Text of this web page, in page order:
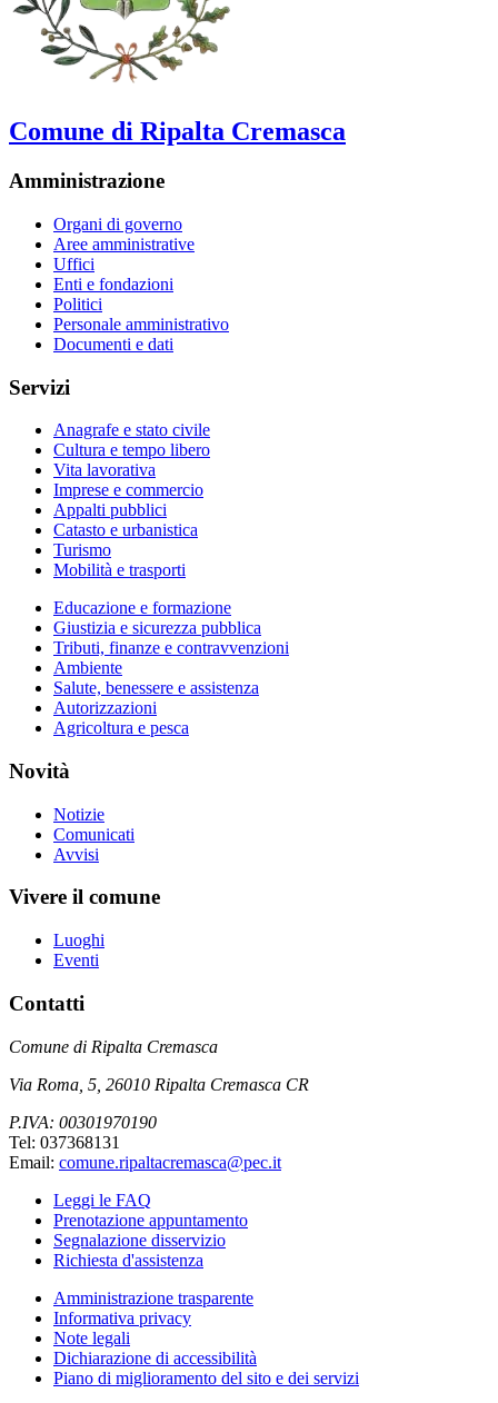
Comune di Ripalta Cremasca
Amministrazione
Organi di governo
Aree amministrative
Uffici
Enti e fondazioni
Politici
Personale amministrativo
Documenti e dati
Servizi
Anagrafe e stato civile
Cultura e tempo libero
Vita lavorativa
Imprese e commercio
Appalti pubblici
Catasto e urbanistica
Turismo
Mobilità e trasporti
Educazione e formazione
Giustizia e sicurezza pubblica
Tributi, finanze e contravvenzioni
Ambiente
Salute, benessere e assistenza
Autorizzazioni
Agricoltura e pesca
Novità
Notizie
Comunicati
Avvisi
Vivere il comune
Luoghi
Eventi
Contatti
Comune di Ripalta Cremasca
Via Roma, 5, 26010 Ripalta Cremasca CR
P.IVA: 00301970190
Tel: 037368131
Email: comune.ripaltacremasca@pec.it
Leggi le FAQ
Prenotazione appuntamento
Segnalazione disservizio
Richiesta d'assistenza
Amministrazione trasparente
Informativa privacy
Note legali
Dichiarazione di accessibilità
Piano di miglioramento del sito e dei servizi